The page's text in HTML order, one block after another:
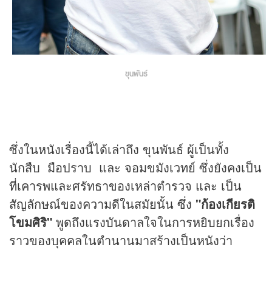
ขุนพันธ์
ซึ่งในหนังเรื่องนี้ได้เล่าถึง ขุนพันธ์ ผู้เป็นทั้ง
นักสืบ มือปราบ และ จอมขมังเวทย์ ซึ่งยังคงเป็น
ที่เคารพและศรัทธาของเหล่าตำรวจ และ เป็น
สัญลักษณ์ของความดีในสมัยนั้น ซึ่ง "ก้องเกียรติ
โขมศิริ" พูดถึงแรงบันดาลใจในการหยิบยกเรื่อง
ราวของบุคคลในตำนานมาสร้างเป็นหนังว่า